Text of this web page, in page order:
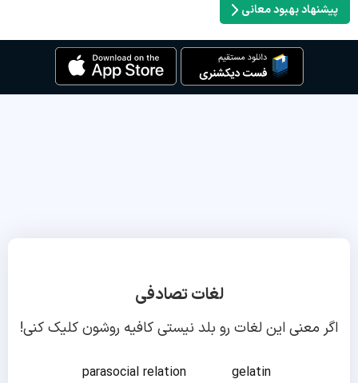
پیشنهاد بهبود معانی
لغات تصادفی
اگر معنی این لغات رو بلد نیستی کافیه روشون کلیک کنی!
parasocial relation
gelatin